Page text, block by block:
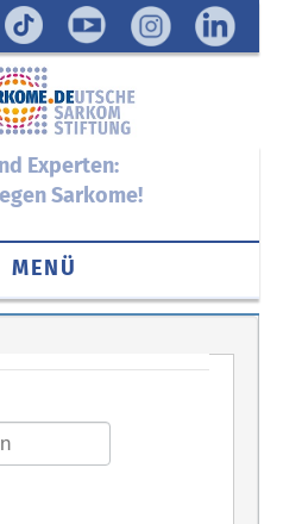
Experten:
Sarkome!
MENÜ